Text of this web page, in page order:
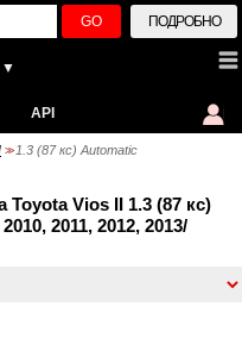
GO ПОДРОБНО
▼
API
>> 1.3 (87 кс) Automatic
Toyota Vios II 1.3 (87 кс)
2011, 2012, 2013/